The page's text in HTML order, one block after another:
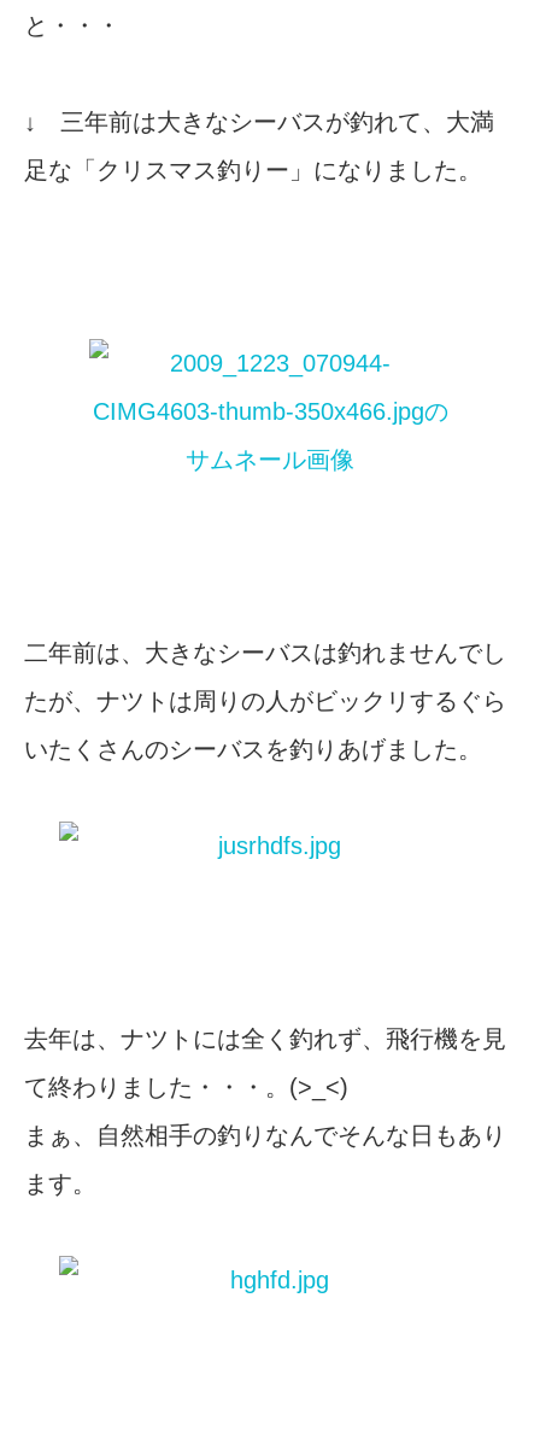
と・・・
↓ 三年前は大きなシーバスが釣れて、大満
足な「クリスマス釣りー」になりました。
二年前は、大きなシーバスは釣れませんでし
たが、ナツトは周りの人がビックリするぐら
いたくさんのシーバスを釣りあげました。
去年は、ナツトには全く釣れず、飛行機を見
て終わりました・・・。(>_<)
まぁ、自然相手の釣りなんでそんな日もあり
ます。